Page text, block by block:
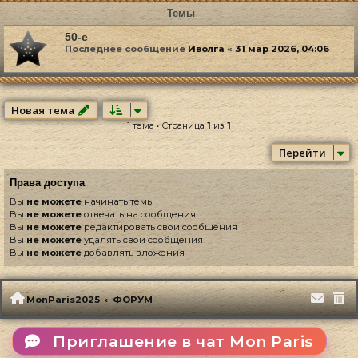
Темы
50-е
Последнее сообщениеИволга« 31 мар 2026, 04:06
Новая тема
1 тема • Страница 1из 1
Перейти
Права доступа
Вы не можетеначинать темы
Вы не можете отвечать на сообщения
Вы не можете редактировать свои сообщения
Выне можетеудалять свои сообщения
Вы не можете добавлять вложения
MonParis2025 ФОРУМ
Приглашение в чат Mon Paris